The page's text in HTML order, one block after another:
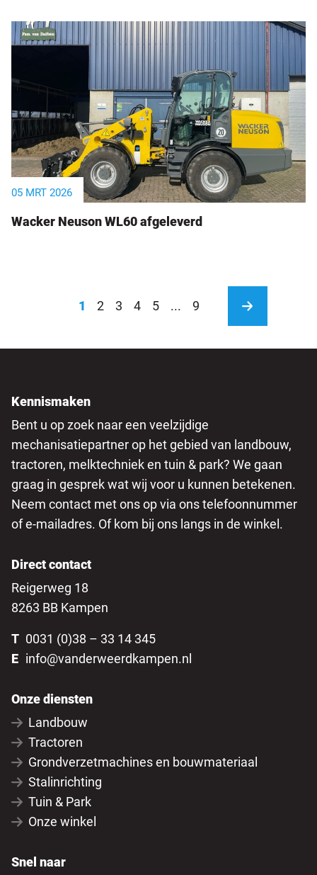
05 MRT 2026
Wacker Neuson WL60 afgeleverd
1 2 3 4 5 ... 9
Kennismaken
Bent u op zoek naar een veelzijdige
mechanisatiepartner op het gebied van landbouw,
tractoren, melktechniek en tuin & park? We gaan
graag in gesprek wat wij voor u kunnen betekenen.
Neem contact met ons op via ons telefoonnummer
of e-mailadres. Of kom bij ons langs in de winkel.
Direct contact
Reigerweg 18
8263 BB Kampen
T 0031 (0)38 – 33 14 345
E info@vanderweerdkampen.nl
Onze diensten
Landbouw
Tractoren
Grondverzetmachines en bouwmateriaal
Stalinrichting
Tuin & Park
Onze winkel
Snel naar